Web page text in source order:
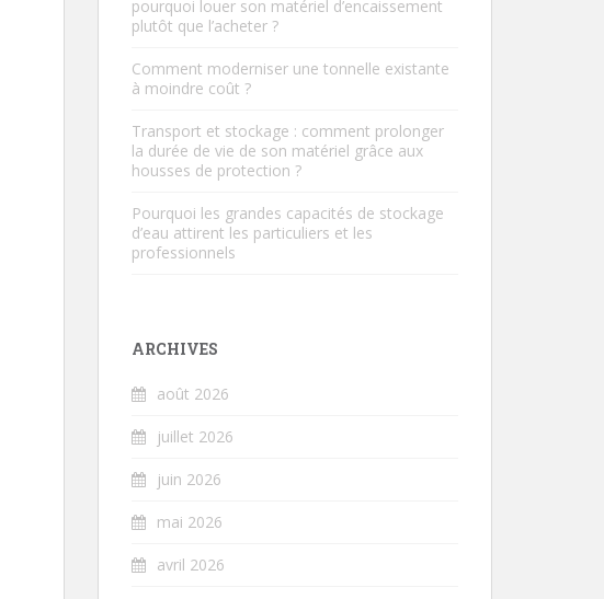
pourquoi louer son matériel d’encaissement
plutôt que l’acheter ?
Comment moderniser une tonnelle existante
à moindre coût ?
Transport et stockage : comment prolonger
la durée de vie de son matériel grâce aux
housses de protection ?
Pourquoi les grandes capacités de stockage
d’eau attirent les particuliers et les
professionnels
ARCHIVES
août 2026
juillet 2026
juin 2026
mai 2026
avril 2026